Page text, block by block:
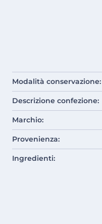
Modalità conservazione:
Descrizione confezione:
Marchio:
Provenienza:
Ingredienti: